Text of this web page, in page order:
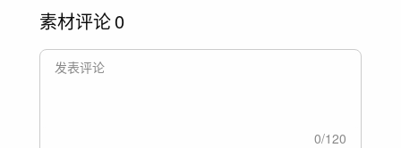
素材评论0
0/120